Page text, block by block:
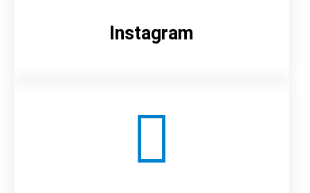
Instagram